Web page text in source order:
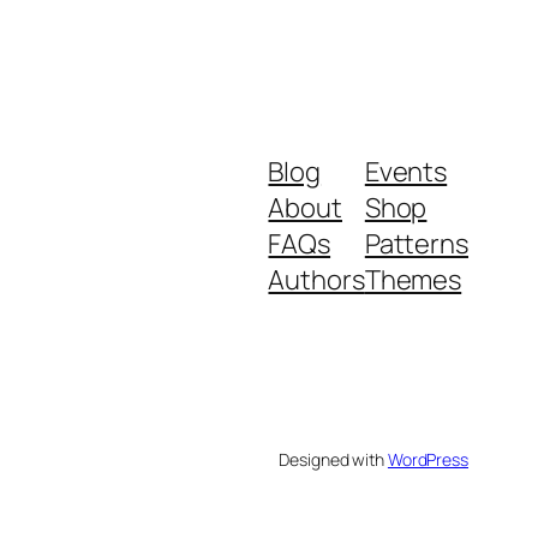
Blog
About
FAQs
Authors
Events
Shop
Patterns
Themes
Designed withWordPress